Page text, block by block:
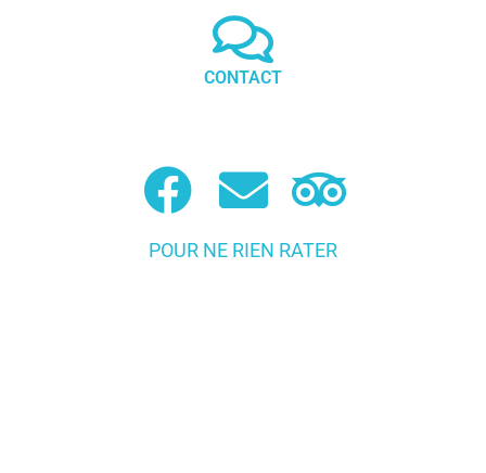
POUR NE RIEN RATER
CONTACT